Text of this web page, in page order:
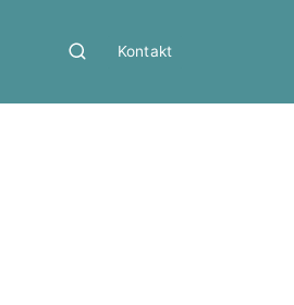
Kontakt